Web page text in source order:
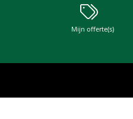
Mijn offerte(s)